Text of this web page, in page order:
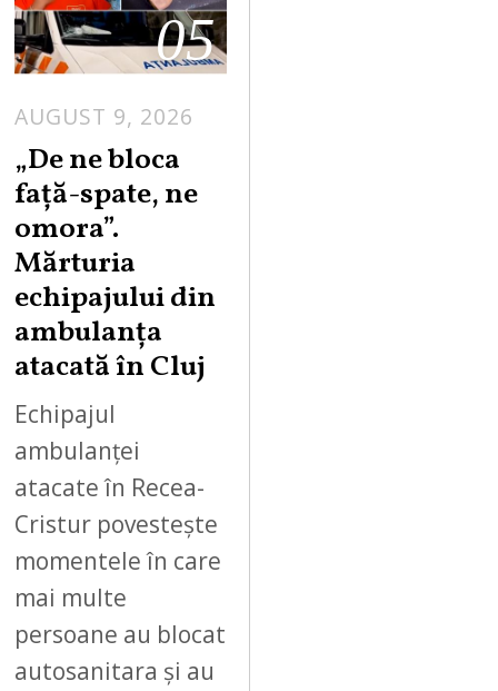
05
AUGUST 9, 2026
„De ne bloca
față-spate, ne
omora”.
Mărturia
echipajului din
ambulanța
atacată în Cluj
Echipajul
ambulanței
atacate în Recea-
Cristur povestește
momentele în care
mai multe
persoane au blocat
autosanitara și au